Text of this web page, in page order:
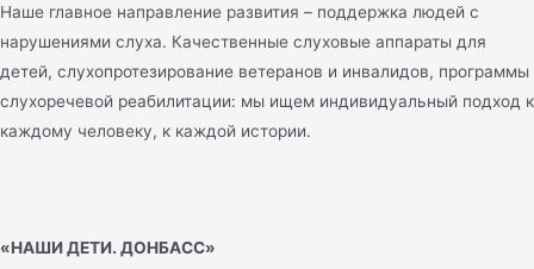
Наше главное направление развития – поддержка людей с
нарушениями слуха. Качественные слуховые аппараты для
детей, слухопротезирование ветеранов и инвалидов, программы
слухоречевой реабилитации: мы ищем индивидуальный подход к
каждому человеку, к каждой истории.
«НАШИ ДЕТИ. ДОНБАСС»